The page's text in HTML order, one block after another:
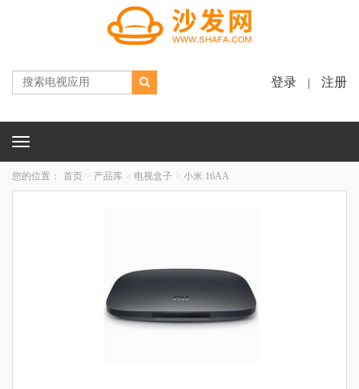
登录 注册
Toggle
您的位置： 首页 产品库 电视盒子 小米 16AA